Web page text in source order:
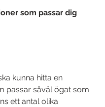
som passar dig
kunna hitta en
passar såväl ögat som
ett antal olika